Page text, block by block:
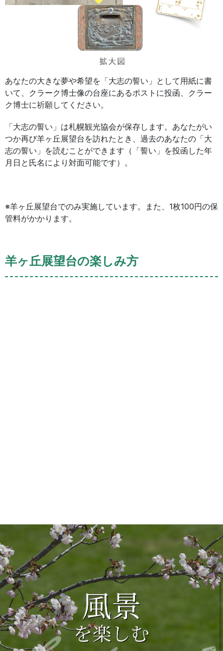
あなたの大きな夢や希望を「大志の誓い」として用紙に書
いて、クラーク博士像の台座にあるポストに投函、クラー
ク博士に祈願してください。
「大志の誓い」は札幌観光協会が保存します。あなたがい
つか再び羊ヶ丘展望台を訪れたとき、過去のあなたの「大
志の誓い」を読むことができます（「誓い」を投函した年
月日と氏名により対面可能です）。
※羊ヶ丘展望台でのみ実施しています。また、1枚100円の保
管料がかかります。
羊ヶ丘展望台の楽しみ方